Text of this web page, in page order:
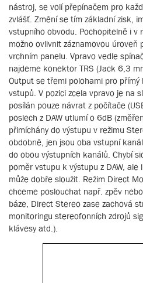
nástroj, se volí přepínačem pro
zvlášť. Změní se tím základní zisk,
vstupního obvodu. Pochopitelně i v
možno ovlivnit záznamovou úroveň
vrchním panelu. Vpravo vedle
najdeme konektor TRS (Jack 6,3
Output se třemi polohami pro přímý
vstupů. V pozici zcela vpravo je na
posílán pouze návrat z počítače
poslech z DAW utlumí o 6dB
přimíchány do výstupu v režimu
obdobně, jen jsou oba vstupní
do obou výstupních kanálů. Chybí
poměr vstupu k výstupu z DAW,
může dobře sloužit. Režim Direct
chceme poslouchat např. zpěv
báze, Direct Stereo zase zachová
monitoringu stereofonních zdrojů
klávesy atd.).